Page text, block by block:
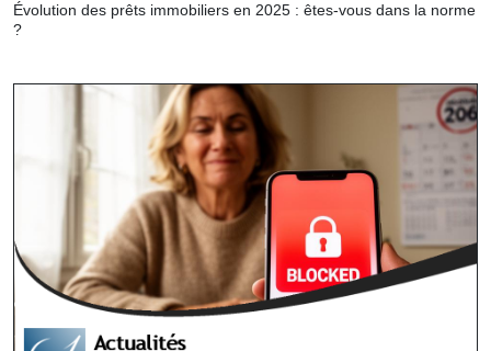
Évolution des prêts immobiliers en 2025 : êtes-vous dans la norme
?